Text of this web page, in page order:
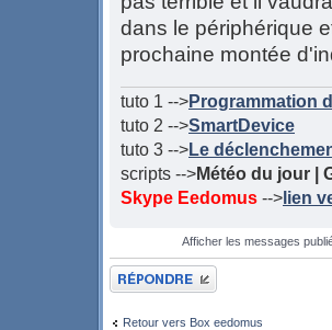
dans le périphérique
prochaine montée
tuto 1 -->Programmation
tuto 2 -->SmartDevice
tuto 3 -->Le
scripts -->Météo du jour |
Skype Eedomus --> lien
Afficher les messages
Publier une réponse
Retour vers Box eedomus